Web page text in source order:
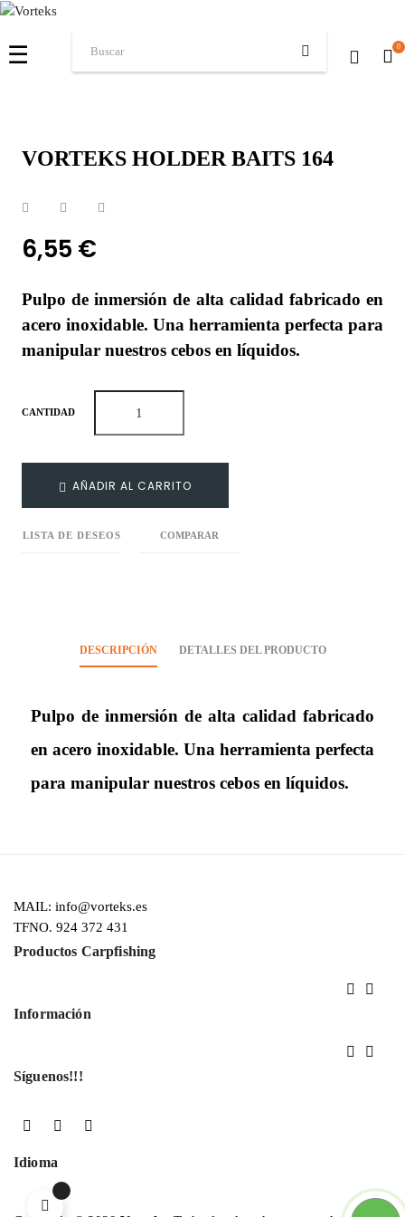
Navegación
☰ 0
VORTEKS HOLDER BAITS 164
6,55 €
Pulpo de inmersión de alta calidad fabricado en
acero inoxidable. Una herramienta perfecta para
manipular nuestros cebos en líquidos.
CANTIDAD
AÑADIR AL CARRITO
LISTA DE DESEOS COMPARAR
DESCRIPCIÓN DETALLES DEL PRODUCTO
Pulpo de inmersión de alta calidad fabricado
en acero inoxidable. Una herramienta perfecta
para manipular nuestros cebos en líquidos.
MAIL: info@vorteks.es
TFNO. 924 372 431
Productos Carpfishing


Información


Síguenos!!!
Idioma